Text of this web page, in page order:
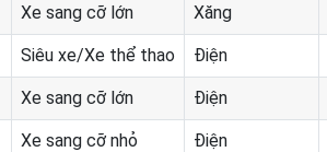
Xe sang cỡ lớn Xăng
Siêu xe/Xe thể thao Điện
Xe sang cỡ lớn Điện
Xe sang cỡ nhỏ Điện